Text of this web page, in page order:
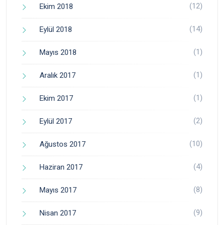
Ekim 2018 (12)
Eylül 2018 (14)
Mayıs 2018 (1)
Aralık 2017 (1)
Ekim 2017 (1)
Eylül 2017 (2)
Ağustos 2017 (10)
Haziran 2017 (4)
Mayıs 2017 (8)
Nisan 2017 (9)